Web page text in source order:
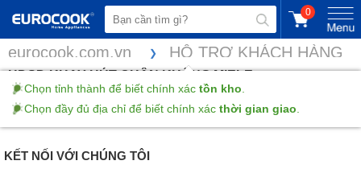
0
Chọn tỉnh thành để biết chính xác tồn kho
Chọn đầy đủ địa chỉ để biết chính xác thời gian giao
eurocook.com.vn HỖ TRỢ KHÁCH HÀNG
HDSD KHAY HÚT CHÂN KHÔNG MIELE
HDSD KHAY HÚT CHÂN KHÔNG MIELE EVS 7010tại đây
KẾT NỐI VỚI CHÚNG TÔI